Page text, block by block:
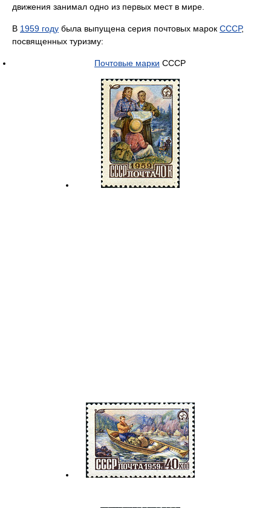
движения занимал одно из первых мест в мире.
В 1959 году была выпущена серия почтовых марок СССР,
посвященных туризму:
Почтовые марки СССР